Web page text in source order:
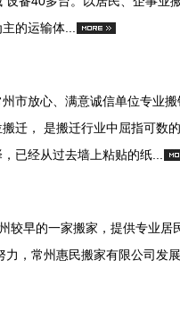
的运输体...
市放心、满意诚信单位专业
迁， 是搬迁行业中屈指可数
已经从过去墙上粘贴的纸...
较早的一家搬家，提供专业居
，常州惠民搬家有限公司发